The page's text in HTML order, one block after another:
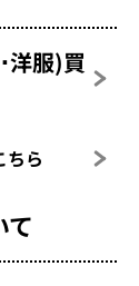
洋服)買
ちら
て